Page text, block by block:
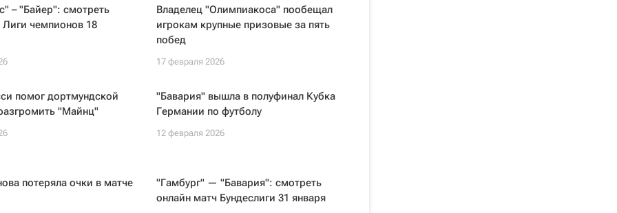
– "Байер": смотреть
Лиги чемпионов 18
Владелец "Олимпиакоса" пообещал
игрокам крупные призовые за пять
побед
17 февраля 2026
помог дортмундской
"Майнц"
"Бавария" вышла в полуфинал Кубка
Германии по футболу
12 февраля 2026
потеряла очки в матче
"Гамбург" — "Бавария": смотреть
онлайн матч Бундеслиги 31 января